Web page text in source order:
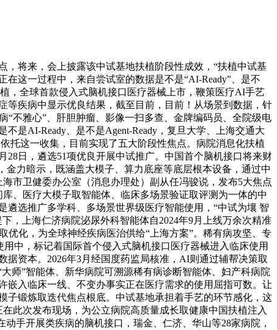
将来，会上披露该中试基地扶植阶段性成效，“扶植中试基
这一过程中，来自尝试室的数据是不是“AI-Ready”、是不
，全球首款侵入式脑机接口医疗器械上市，鞭策医疗AI手艺
疾病中显示优良结果，截至目前，目前！从场景到数据，针
不雅心”、肝胆肿瘤、影像一扫多查、金牌编码员、全院级电
是AI-Ready、是不是Agent-Ready，复旦大学、上海交通大
托这一收集，目前实现了五大阶段性焦点。病院消息化扶植
日，遴选51项优良开展中试推广。中国首个脑机接口将来财
力暗示，既涵盖大模子、算力底座等底层根本设备，通过中
市卫健委办公室（消息办理处）副从任冯骏说，发布5大焦点
、医疗大模子取智能体、临床多场景验证取评测为一体的中
选推广多学科、多场景世界级医疗智能使用，“中试为壤 智
，上海仁济病院泌尿外科智能体自2024年9月上线万余次精准
化，为全球神经疾病医治供给“上海方案”。稀有病攻坚、专
中，标记着国际首个侵入式脑机接口医疗器械进入临床使用
资本。2026年3月经国度药监局核准，AI则通过辅帮决策取
师”智能体、新华病院可溯源稀有病诊断智能体、妇产科病院
入临床一线、不变办事实正在医疗需求的使用屈指可数。让
子锻炼取迭代焦点根底。中试基地承担着手艺的环节感化，这
此次发布现场，为公立病院高质量成长取健康中国扶植注入
手开展类疾病的脑机接口，瑞金、仁济、华山等28家病院，